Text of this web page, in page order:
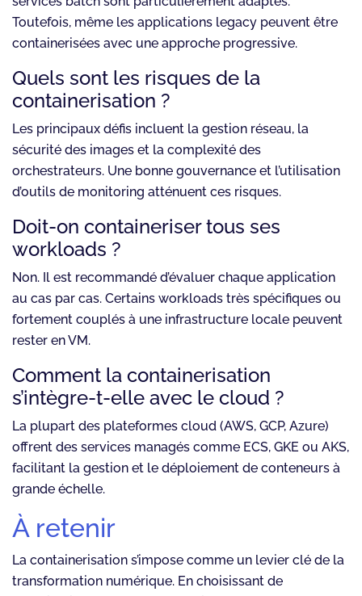
Toutefois, même les applications legacy peuvent être
containerisées avec une approche progressive.
Quels sont les risques de la
containerisation ?
Les principaux défis incluent la gestion réseau, la
sécurité des images et la complexité des
orchestrateurs. Une bonne gouvernance et l’utilisation
d’outils de monitoring atténuent ces risques.
Doit-on containeriser tous ses
workloads ?
Non. Il est recommandé d’évaluer chaque application
au cas par cas. Certains workloads très spécifiques ou
fortement couplés à une infrastructure locale peuvent
rester en VM.
Comment la containerisation
s’intègre-t-elle avec le cloud ?
La plupart des plateformes cloud (AWS, GCP, Azure)
offrent des services managés comme ECS, GKE ou AKS,
facilitant la gestion et le déploiement de conteneurs à
grande échelle.
À retenir
La containerisation s’impose comme un levier clé de la
transformation numérique. En choisissant de